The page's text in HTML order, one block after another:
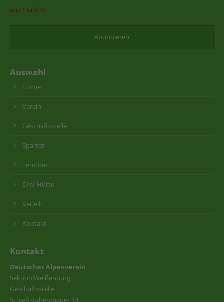
aus 1 und 5?
Auswahl
Home
Verein
Geschäftsstelle
Sparten
Termine
DAV-Hütte
Verleih
Kontakt
Kontakt
Deutscher Alpenverein
Sektion Weißenburg,
Geschäftsstelle
Schießgrabenmauer 14